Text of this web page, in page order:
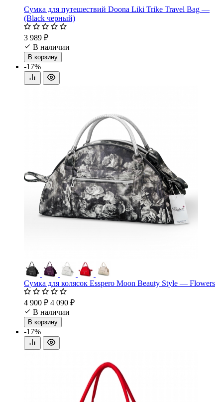
Сумка для путешествий Doona Liki Trike Travel Bag —
(Black черный)
3 989 ₽
В наличии
В корзину
-17%
Сумка для колясок Esspero Moon Beauty Style — Flowers
4 900 ₽ 4 090 ₽
В наличии
В корзину
-17%